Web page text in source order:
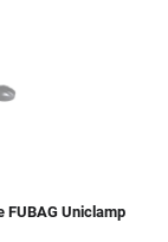
FUBAG Uniclamp